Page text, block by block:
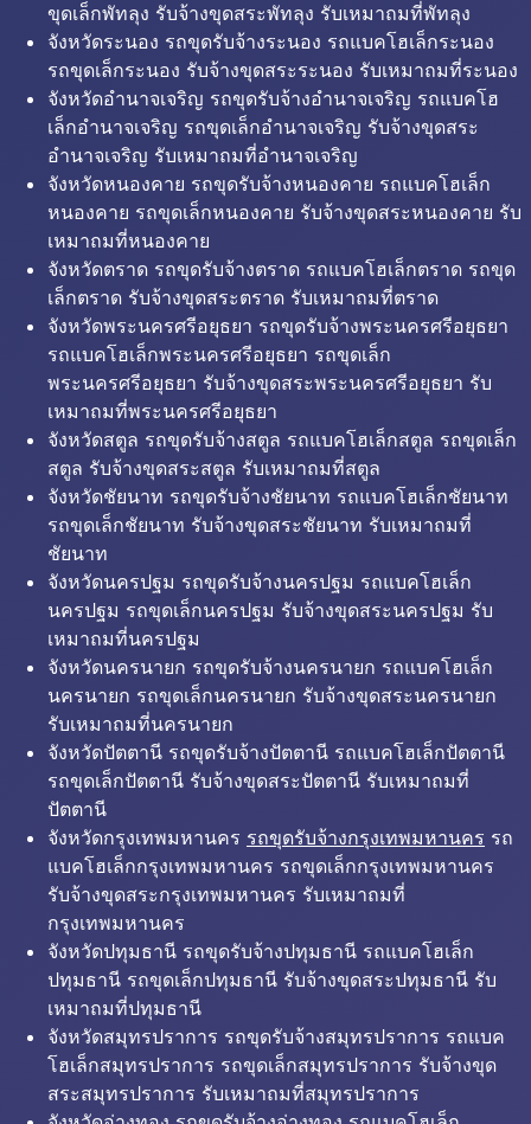
ขุดเล็กพัทลุง รับจ้างขุดสระพัทลุง รับเหมาถมที่พัทลุง
จังหวัดระนอง รถขุดรับจ้างระนอง รถแบคโฮเล็กระนอง
รถขุดเล็กระนอง รับจ้างขุดสระระนอง รับเหมาถมที่ระนอง
จังหวัดอำนาจเจริญ รถขุดรับจ้างอำนาจเจริญ รถแบคโฮ
เล็กอำนาจเจริญ รถขุดเล็กอำนาจเจริญ รับจ้างขุดสระ
อำนาจเจริญ รับเหมาถมที่อำนาจเจริญ
จังหวัดหนองคาย รถขุดรับจ้างหนองคาย รถแบคโฮเล็ก
หนองคาย รถขุดเล็กหนองคาย รับจ้างขุดสระหนองคาย รับ
เหมาถมที่หนองคาย
จังหวัดตราด รถขุดรับจ้างตราด รถแบคโฮเล็กตราด รถขุด
เล็กตราด รับจ้างขุดสระตราด รับเหมาถมที่ตราด
จังหวัดพระนครศรีอยุธยา รถขุดรับจ้างพระนครศรีอยุธยา
รถแบคโฮเล็กพระนครศรีอยุธยา รถขุดเล็ก
พระนครศรีอยุธยา รับจ้างขุดสระพระนครศรีอยุธยา รับ
เหมาถมที่พระนครศรีอยุธยา
จังหวัดสตูล รถขุดรับจ้างสตูล รถแบคโฮเล็กสตูล รถขุดเล็ก
สตูล รับจ้างขุดสระสตูล รับเหมาถมที่สตูล
จังหวัดชัยนาท รถขุดรับจ้างชัยนาท รถแบคโฮเล็กชัยนาท
รถขุดเล็กชัยนาท รับจ้างขุดสระชัยนาท รับเหมาถมที่
ชัยนาท
จังหวัดนครปฐม รถขุดรับจ้างนครปฐม รถแบคโฮเล็ก
นครปฐม รถขุดเล็กนครปฐม รับจ้างขุดสระนครปฐม รับ
เหมาถมที่นครปฐม
จังหวัดนครนายก รถขุดรับจ้างนครนายก รถแบคโฮเล็ก
นครนายก รถขุดเล็กนครนายก รับจ้างขุดสระนครนายก
รับเหมาถมที่นครนายก
จังหวัดปัตตานี รถขุดรับจ้างปัตตานี รถแบคโฮเล็กปัตตานี
รถขุดเล็กปัตตานี รับจ้างขุดสระปัตตานี รับเหมาถมที่
ปัตตานี
จังหวัดกรุงเทพมหานคร รถขุดรับจ้างกรุงเทพมหานคร รถ
แบคโฮเล็กกรุงเทพมหานคร รถขุดเล็กกรุงเทพมหานคร
รับจ้างขุดสระกรุงเทพมหานคร รับเหมาถมที่
กรุงเทพมหานคร
จังหวัดปทุมธานี รถขุดรับจ้างปทุมธานี รถแบคโฮเล็ก
ปทุมธานี รถขุดเล็กปทุมธานี รับจ้างขุดสระปทุมธานี รับ
เหมาถมที่ปทุมธานี
จังหวัดสมุทรปราการ รถขุดรับจ้างสมุทรปราการ รถแบค
โฮเล็กสมุทรปราการ รถขุดเล็กสมุทรปราการ รับจ้างขุด
สระสมุทรปราการ รับเหมาถมที่สมุทรปราการ